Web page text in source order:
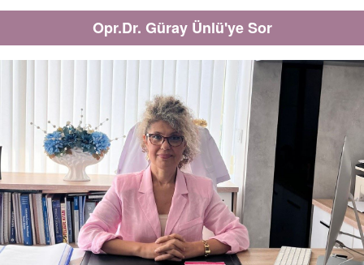
Opr.Dr. Güray Ünlü'ye Sor